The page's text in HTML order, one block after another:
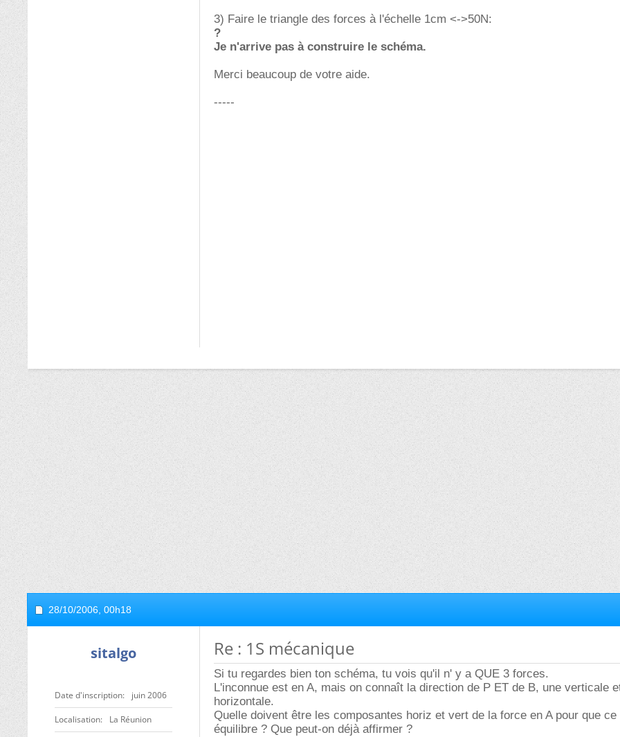
3) Faire le triangle des forces à l'échelle 1cm <->50N:
?
Je n'arrive pas à construire le schéma.
Merci beaucoup de votre aide.
-----
28/10/2006, 00h18
sitalgo
Date d'inscription juin 2006
Localisation La Réunion
Re : 1S mécanique
Si tu regardes bien ton schéma, tu vois qu'il n' y a QUE 3 forces.
L'inconnue est en A, mais on connaît la direction de P ET de B, une verticale
horizontale.
Quelle doivent être les composantes horiz et vert de la force en A pour que ce
équilibre ? Que peut-on déjà affirmer ?